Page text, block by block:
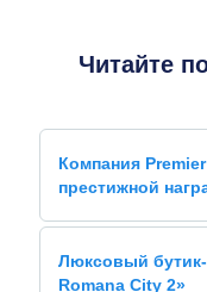
Читайте
Компания
престижной
Люксовый
Romana City 2»